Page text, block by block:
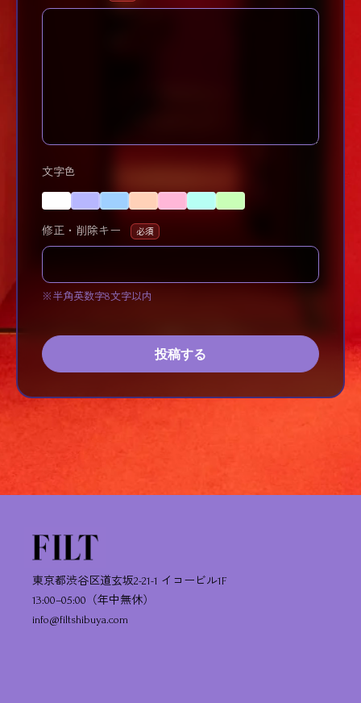
文字色
修正・削除キー 必須
※半角英数字8文字以内
投稿する
東京都渋谷区道玄坂2-21-1 イコービル1F
13:00–05:00（年中無休）
info@filtshibuya.com